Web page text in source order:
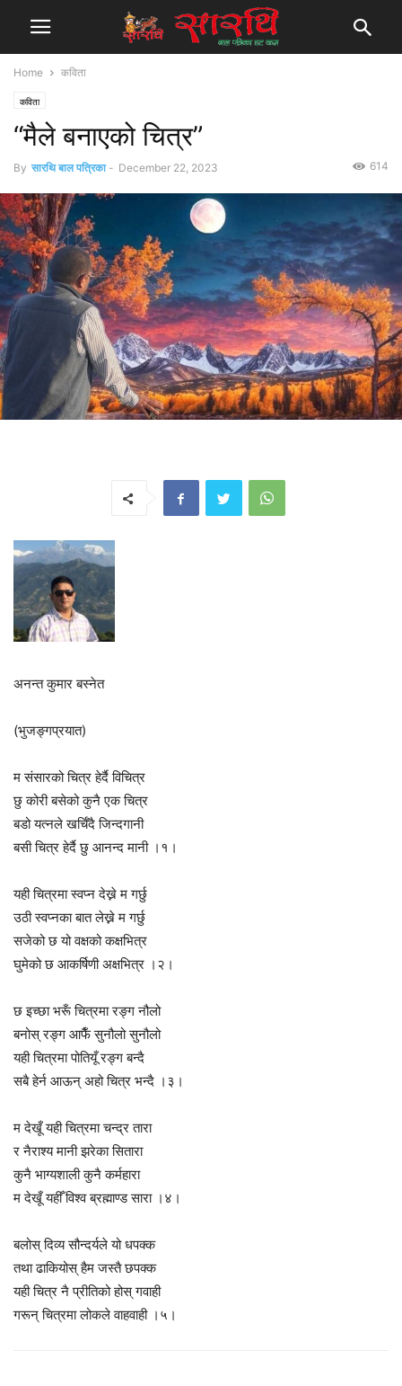
Home कविता
कविता
“मैले बनाएको चित्र”
By सारथि बाल पत्रिका - December 22, 2023 614
अनन्त कुमार बस्नेत
(भुजङ्गप्रयात)
म संसारको चित्र हेर्दै विचित्र
छु कोरी बसेको कुनै एक चित्र
बडो यत्नले खर्चिँदै जिन्दगानी
बसी चित्र हेर्दै छु आनन्द मानी ।१।
यही चित्रमा स्वप्न देख्ने म गर्छु
उठी स्वप्नका बात लेख्ने म गर्छु
सजेको छ यो वक्षको कक्षभित्र
घुमेको छ आकर्षिणी अक्षभित्र ।२।
छ इच्छा भरूँ चित्रमा रङ्ग नौलो
बनोस् रङ्ग आफैँ सुनौलो सुनौलो
यही चित्रमा पोतियूँ रङ्ग बन्दै
सबै हेर्न आऊन् अहो चित्र भन्दै ।३।
म देखूँ यही चित्रमा चन्द्र तारा
र नैराश्य मानी झरेका सितारा
कुनै भाग्यशाली कुनै कर्महारा
म देखूँ यहीँ विश्व ब्रह्माण्ड सारा ।४।
बलोस् दिव्य सौन्दर्यले यो धपक्क
तथा ढाकियोस् हैम जस्तै छपक्क
यही चित्र नै प्रीतिको होस् गवाही
गरून् चित्रमा लोकले वाहवाही ।५।